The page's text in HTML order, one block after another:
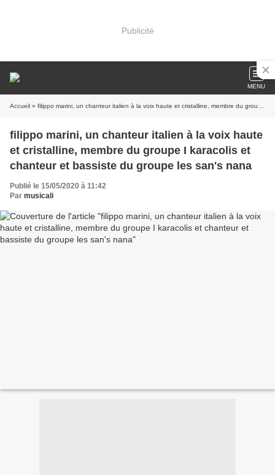
Publicité
MENU
Accueil » filippo marini, un chanteur italien à la voix haute et cristalline, membre du groupe I karacolis et chanteur et bassiste du groupe les san's nana
filippo marini, un chanteur italien à la voix haute
et cristalline, membre du groupe I karacolis et
chanteur et bassiste du groupe les san's nana
Publié le 15/05/2020 à 11:42
Par musicali